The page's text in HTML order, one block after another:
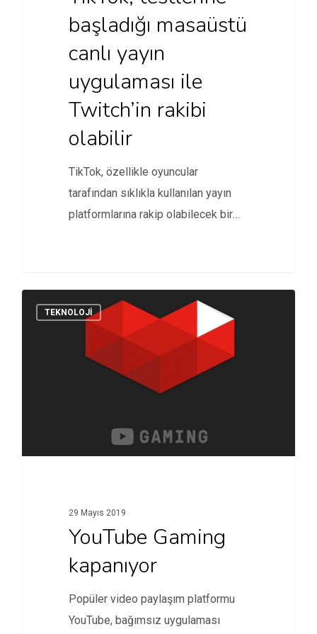
başladığı masaüstü
canlı yayın
uygulaması ile
Twitch’in rakibi
olabilir
TikTok, özellikle oyuncular
tarafından sıklıkla kullanılan yayın
platformlarına rakip olabilecek bir
TEKNOLOJI
29 Mayıs 2019
YouTube Gaming
kapanıyor
Popüler video paylaşım platformu
YouTube, bağımsız uygulaması